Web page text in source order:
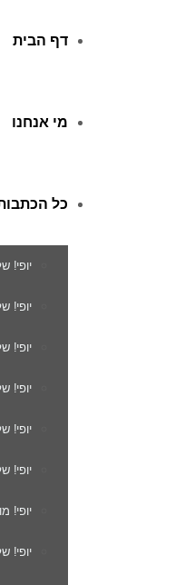
דף הבית
מי אנחנו
כל
יופי!
יופי!
יופי!
יופי!
יופי!
יופי!
יופי!
יופי!